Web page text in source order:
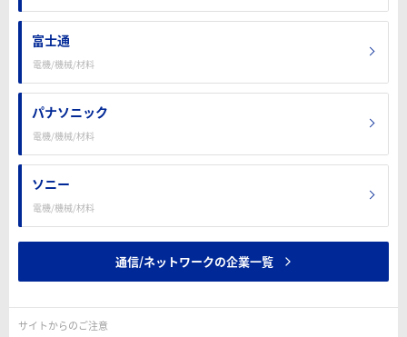
富士通
電機/機械/材料
パナソニック
電機/機械/材料
ソニー
電機/機械/材料
通信/ネットワークの企業一覧
サイトからのご注意